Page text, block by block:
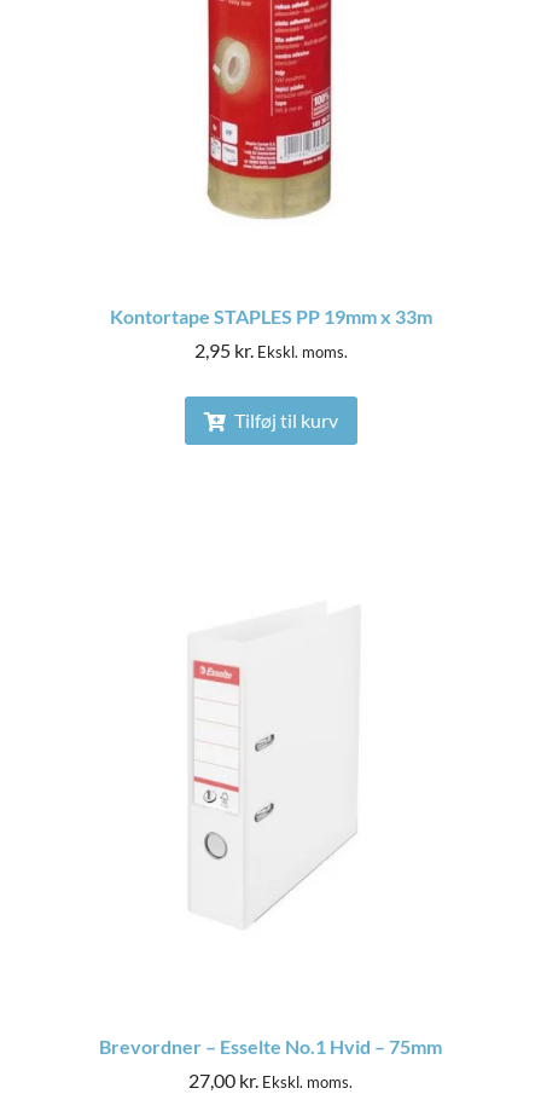
Kontortape STAPLES PP 19mm x 33m
2,95 kr. Ekskl. moms.
Tilføj til kurv
Brevordner – Esselte No.1 Hvid – 75mm
27,00 kr. Ekskl. moms.